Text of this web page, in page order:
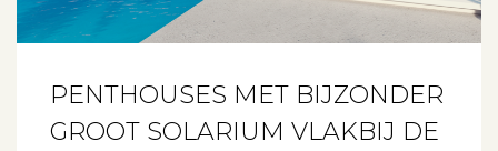
PENTHOUSES MET BIJZONDER
GROOT SOLARIUM VLAKBIJ DE